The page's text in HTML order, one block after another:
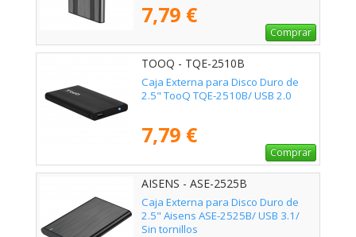
7,79 €
Comprar
TOOQ - TQE-2510B
Caja Externa para Disco Duro de
2.5" TooQ TQE-2510B/ USB 2.0
7,79 €
Comprar
AISENS - ASE-2525B
Caja Externa para Disco Duro de
2.5" Aisens ASE-2525B/ USB 3.1/
Sin tornillos